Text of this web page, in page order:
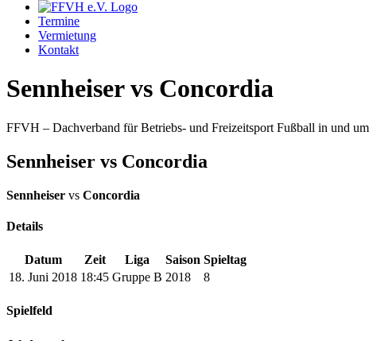
Termine
Vermietung
Kontakt
Sennheiser vs Concordia
FFVH – Dachverband für Betriebs- und Freizeitsport Fußball in und
Sennheiser vs Concordia
Sennheiser vs Concordia
Details
Datum Zeit Liga Saison Spieltag
18. Juni 2018 18:45 Gruppe B 2018 8
Spielfeld